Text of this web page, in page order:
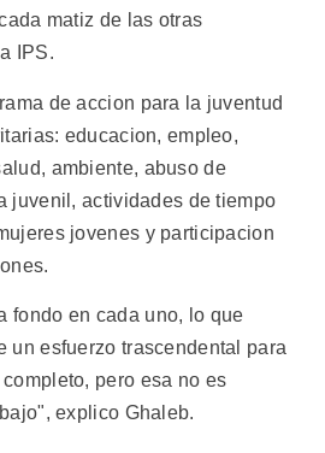
matiz de las otras
IPS.
de accion para la juventud
educacion, empleo,
ambiente, abuso de
juvenil, actividades de tiempo
jovenes y participacion
fondo en cada uno, lo que
un esfuerzo trascendental para
pero esa no es
explico Ghaleb.